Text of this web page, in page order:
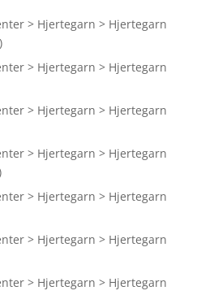
> Hjertegarn > Hjertegarn
> Hjertegarn > Hjertegarn
> Hjertegarn > Hjertegarn
> Hjertegarn > Hjertegarn
> Hjertegarn > Hjertegarn
> Hjertegarn > Hjertegarn
> Hjertegarn > Hjertegarn